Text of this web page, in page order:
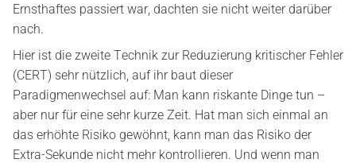
Ernsthaftes passiert war, dachten sie nicht weiter darüber
nach.
Hier ist die zweite Technik zur Reduzierung kritischer Fehler
(CERT) sehr nützlich, auf ihr baut dieser
Paradigmenwechsel auf: Man kann riskante Dinge tun –
aber nur für eine sehr kurze Zeit. Hat man sich einmal an
das erhöhte Risiko gewöhnt, kann man das Risiko der
Extra-Sekunde nicht mehr kontrollieren. Und wenn man